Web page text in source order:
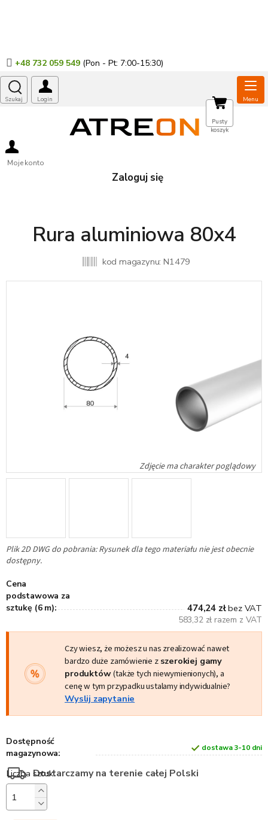
+48 732 059 549
Moje konto
Zaloguj się
KOSZYK
Pusty
koszyk
Rura aluminiowa 80x4
kod magazynu: N1479
Plik 2D DWG do pobrania: Rysunek dla tego materiału nie jest obecnie
dostępny.
Cena
podstawowa za
sztukę (6 m):
474,24 złbez VAT
583,32 zł razem z VAT
Czy wiesz, że możesz u nas zrealizować nawet
bardzo duże zamówienie z szerokiej gamy
produktów(także tych niewymienionych), a
cenę w tym przypadku ustalamy indywidualnie?
Wyslij zapytanie
Dostępność
magazynowa:
dostawa 3-10 dni
Dostarczamy na terenie całej Polski